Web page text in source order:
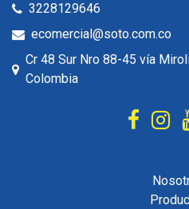
3228129646
ecomercial@soto.com.co
Cr 48 Sur Nro 88-45 vía
Colombia